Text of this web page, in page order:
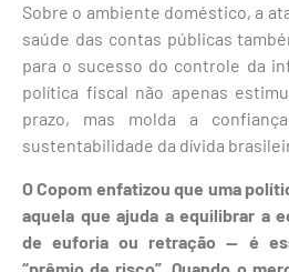
Sobre o ambiente doméstico, a
saúde das contas públicas
para o sucesso do controle da
política fiscal não apenas
prazo, mas molda a
sustentabilidade da dívida
O Copom enfatizou que uma
aquela que ajuda a equilibrar a
de euforia ou retração — é
“prêmio de risco”. Quando o